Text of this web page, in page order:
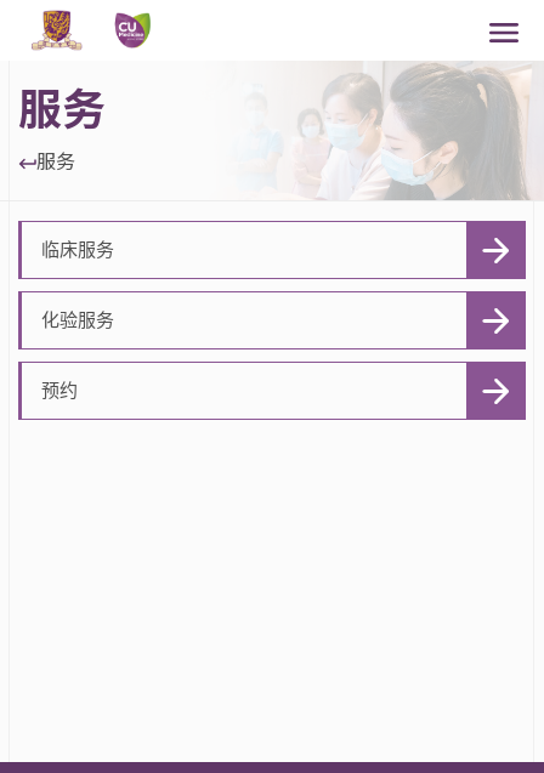
服务
服务
临床服务
化验服务
预约